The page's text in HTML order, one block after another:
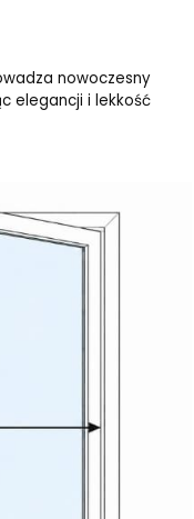
nowoczesny
elegancji i lekkość